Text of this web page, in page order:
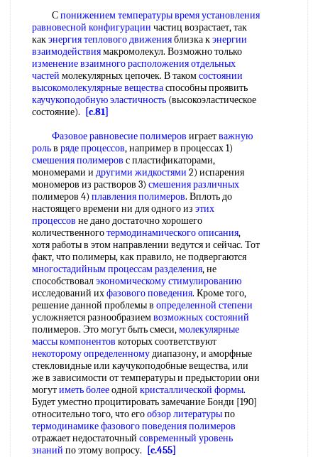
Спонижением температурывремя установления
равновесной конфигурации частиц возрастает, так
какэнергия теплового движенияблизка кэнергии
взаимодействиямакромолекул. Возможно только
изменение взаимного расположенияотдельных
частей молекулярных цепочек. В такомсостоянии
высокомолекулярные веществаспособны проявить
каучукоподобную эластичность (высокоэластическое
состояние).
[c.81]
Фазовое равновесие полимеров играетважную
рольв ряде процессов, например в процессах 1)
смешения полимеров с пластификаторами,
мономерами и другими жидкостями 2) испарения
мономеров из растворов 3) смешения различных
полимеров 4) плавления полимеров. Вплоть до
настоящего времени ни для одного из этих
процессов не дано достаточно хорошего
количественноготермодинамического описания,
хотя работы в этом направлении ведутся и сейчас. Тот
факт, что полимеры, как правило, не подвергаются
многостадийным процессам разделения, не
способствовалэкономическому стимулированию
исследований ихфазового поведения. Кроме того,
решение данной проблемы в определенной степени
усложняется разнообразиемвозможных состояний
полимеров. Это могут быть смеси,молекулярные
массы компонентов которых соответствуют
некоторому определенномудиапазону, и аморфные
стекловидные или каучукоподобные вещества, или
же в зависимости от температуры и предыстории они
могутиметь болееодной кристаллической формы.
Будет уместно процитировать замечание Бонди [190]
относительно того, что егообзор литературыпо
термодинамике фазовогоповедения полимеров
отражает недостаточный современный уровень
знаний по этому вопросу. [c.455]